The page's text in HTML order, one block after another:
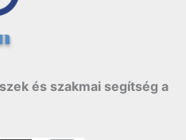
és szakmai segítség a